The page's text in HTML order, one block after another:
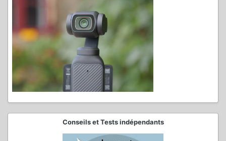
Conseils et Tests indépendants